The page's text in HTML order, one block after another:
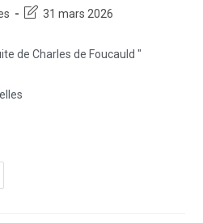
31 mars 2026
de Charles de Foucauld "